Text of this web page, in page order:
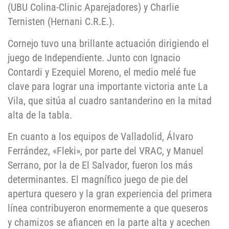
(UBU Colina-Clinic Aparejadores) y Charlie
Ternisten (Hernani C.R.E.).
Cornejo tuvo una brillante actuación dirigiendo el
juego de Independiente. Junto con Ignacio
Contardi y Ezequiel Moreno, el medio melé fue
clave para lograr una importante victoria ante La
Vila, que sitúa al cuadro santanderino en la mitad
alta de la tabla.
En cuanto a los equipos de Valladolid, Álvaro
Ferrández, «Fleki», por parte del VRAC, y Manuel
Serrano, por la de El Salvador, fueron los más
determinantes. El magnífico juego de pie del
apertura quesero y la gran experiencia del primera
línea contribuyeron enormemente a que queseros
y chamizos se afiancen en la parte alta y acechen